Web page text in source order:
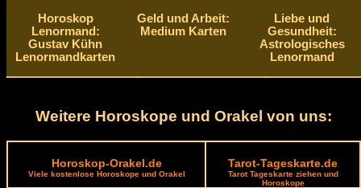
Horoskop
Lenormand:
Gustav Kühn
Lenormandkarten
Geld und Arbeit:
Medium Karten
Liebe und
Gesundheit:
Astrologisches
Lenormand
Weitere Horoskope und Orakel von uns:
Horoskop-Orakel.de
Viele kostenlose Horoskope und Orakel
Tarot-Tageskarte.de
Tarot Tageskarte ziehen und
Horoskope